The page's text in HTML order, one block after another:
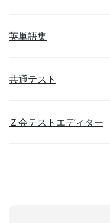
英単語集
共通テスト
Ｚ会テストエディター